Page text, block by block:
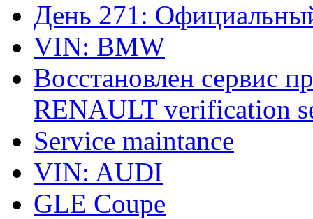
День 271:
VIN: BMW
Восстановлен сервис
RENAULT verification
Service maintance
VIN: AUDI
GLE Coupe